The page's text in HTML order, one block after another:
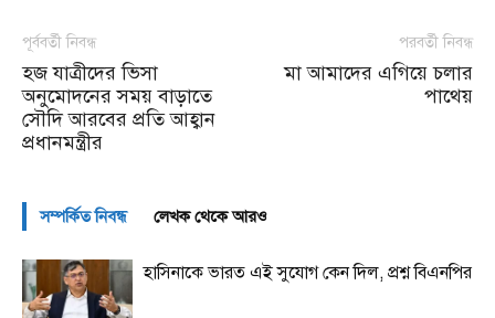
পূর্ববর্তী নিবন্ধ
হজ যাত্রীদের ভিসা
অনুমোদনের সময় বাড়াতে
সৌদি আরবের প্রতি আহ্বান
প্রধানমন্ত্রীর
পরবর্তী নিবন্ধ
মা আমাদের এগিয়ে চলার
পাথেয়
সম্পর্কিত নিবন্ধ লেখক থেকে আরও
হাসিনাকে ভারত এই সুযোগ কেন দিল, প্রশ্ন বিএনপির